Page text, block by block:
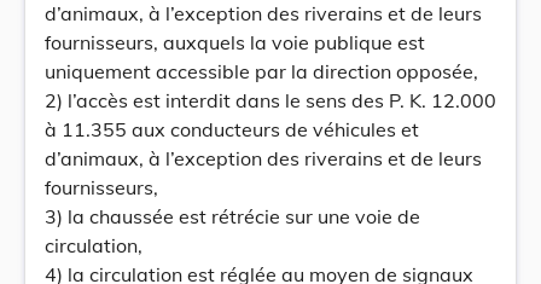
d’animaux, à l’exception des riverains et de leurs
fournisseurs, auxquels la voie publique est
uniquement accessible par la direction opposée,
2) l’accès est interdit dans le sens des P. K. 12.000
à 11.355 aux conducteurs de véhicules et
d’animaux, à l’exception des riverains et de leurs
fournisseurs,
3) la chaussée est rétrécie sur une voie de
circulation,
4) la circulation est réglée au moyen de signaux